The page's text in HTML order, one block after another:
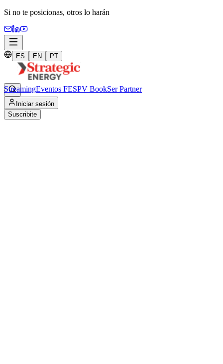
Si no te posicionas, otros lo harán
ES EN PT
Iniciar sesión
Suscribite
StreamingEventos FESPV BookSer Partner
Home/
Nosotros